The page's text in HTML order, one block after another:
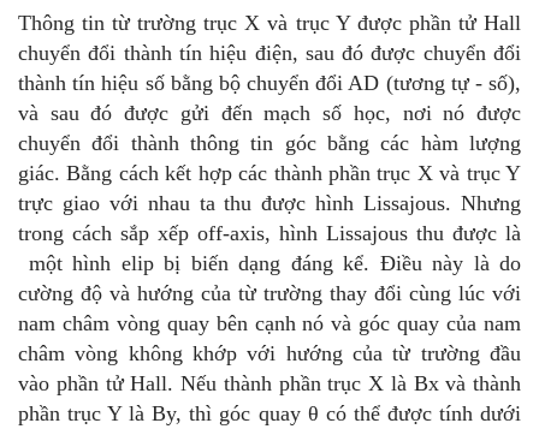
Thông tin từ trường trục X và trục Y được phần tử Hall
chuyển đổi thành tín hiệu điện, sau đó được chuyển đổi
thành tín hiệu số bằng bộ chuyển đổi AD (tương tự - số),
và sau đó được gửi đến mạch số học, nơi nó được
chuyển đổi thành thông tin góc bằng các hàm lượng
giác. Bằng cách kết hợp các thành phần trục X và trục Y
trực giao với nhau ta thu được hình Lissajous. Nhưng
trong cách sắp xếp off-axis, hình Lissajous thu được là
một hình elip bị biến dạng đáng kể. Điều này là do
cường độ và hướng của từ trường thay đổi cùng lúc với
nam châm vòng quay bên cạnh nó và góc quay của nam
châm vòng không khớp với hướng của từ trường đầu
vào phần tử Hall. Nếu thành phần trục X là Bx và thành
phần trục Y là By, thì góc quay θ có thể được tính dưới